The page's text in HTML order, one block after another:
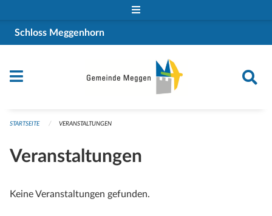
Schloss Meggenhorn
STARTSEITE VERANSTALTUNGEN
Veranstaltungen
Keine Veranstaltungen gefunden.